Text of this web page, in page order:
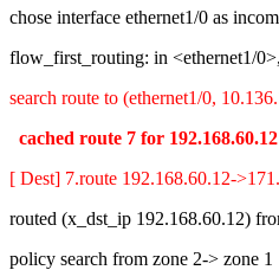
chose interface ethernet1/0 as
flow_first_routing: in <ethernet1/
search route to (ethernet1/0,
cached route 7 for 192.168.60.12
[ Dest] 7.route 192.168.60.12-
routed (x_dst_ip 192.168.60.12)
policy search from zone 2-> zone 1